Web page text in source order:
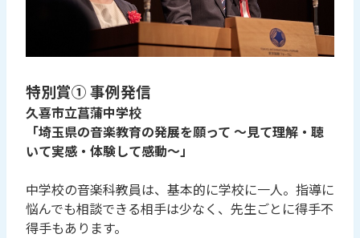
特別賞① 事例発信
久喜市立菖蒲中学校
「埼玉県の音楽教育の発展を願って ～見て理解・聴
いて実感・体験して感動～」
中学校の音楽科教員は、基本的に学校に一人。指導に
悩んでも相談できる相手は少なく、先生ごとに得手不
得手もあります。